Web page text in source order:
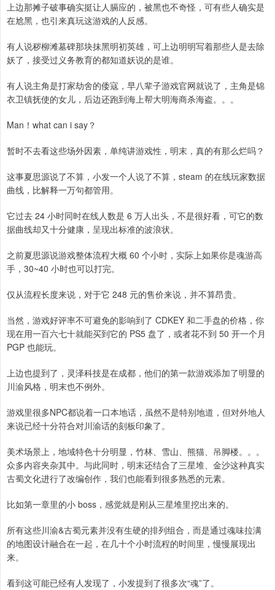
上边那摊子破事确实挺让人膈应的，被黑也不奇怪，可有些人确实是
在尬黑，也引来真玩这游戏的人反感。
有人说秽柳滩墓碑那块抹黑明初英雄，可上边明明写着那些人是去除
妖了，接受过义务教育的都知道妖说的是谁。
有人说主角是打家劫舍的倭寇，早八辈子游戏官网就说了，主角是锦
衣卫镇抚使的女儿，后边还跑到海上帮大明海商杀海盗。。。
Man！what can i say？
暂时不去看这些场外因素，单纯讲游戏性，明末，真的有那么烂吗？
这事夏思源说了不算，小发一个人说了不算，steam 的在线玩家数据
曲线，比解释一万句都管用。
它过去 24 小时同时在线人数是 6 万人出头，不是很好看，可它的数
据曲线却又十分健康，呈现出标准的波浪状。
之前夏思源说游戏整体流程大概 60 个小时，实际上如果你是魂游高
手，30~40 小时也可以打完。
仅从流程长度来说，对于它 248 元的售价来说，并不算昂贵。
当然，游戏好评率不可避免的影响到了 CDKEY 和二手盘的价格，你
现在用一百六七十就能买到它的 PS5 盘了，或者花不到 50 开一个月
PGP 也能玩。
上边也提到了，灵泽科技是在成都，他们的第一款游戏添加了明显的
川渝风格，明末也不例外。
游戏里很多NPC都说着一口本地话，虽然不是特别地道，但对外地人
来说已经十分符合对川渝话的刻板印象了。
美术场景上，地域特色十分明显，竹林、雪山、熊猫、吊脚楼。。。
众多内容夹杂其中。与此同时，明末还结合了三星堆、金沙这种真实
古蜀文化进行了改编创作，我们也能看到很多熟悉的元素。
比如第一章里的小 boss，感觉就是刚从三星堆里挖出来的。
所有这些川渝&古蜀元素并没有生硬的排列组合，而是通过魂味拉满
的地图设计融合在一起，在几十个小时流程的时间里，慢慢展现出
来。
看到这可能已经有人发现了，小发提到了很多次“魂”了。